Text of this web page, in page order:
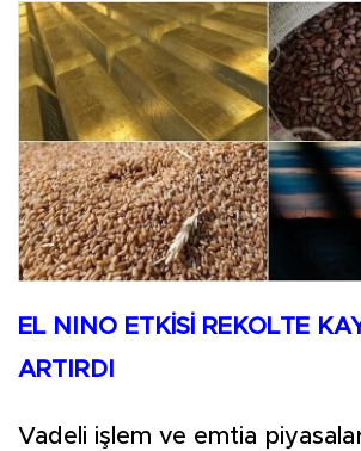
EL NINO ETKİSİ REKOLTE
ARTIRDI
Vadeli işlem ve emtia